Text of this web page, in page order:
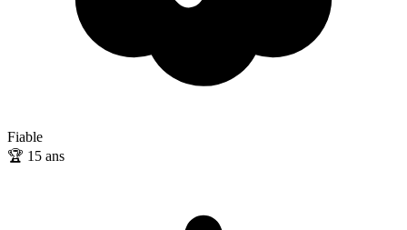
Fiable
🏆 15 ans